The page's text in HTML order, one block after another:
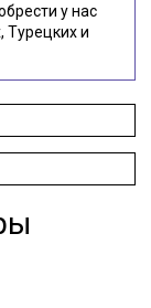
у нас
Турецких и